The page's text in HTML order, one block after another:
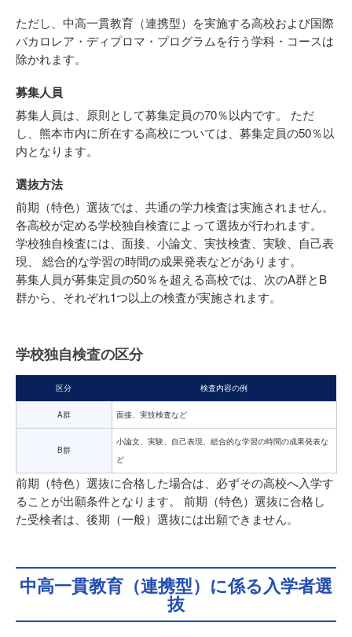
ただし、中高一貫教育（連携型）を実施する高校および国際
バカロレア・ディプロマ・プログラムを行う学科・コースは
除かれます。
募集人員
募集人員は、原則として募集定員の70％以内です。 ただ
し、熊本市内に所在する高校については、募集定員の50％以
内となります。
選抜方法
前期（特色）選抜では、共通の学力検査は実施されません。
各高校が定める学校独自検査によって選抜が行われます。
学校独自検査には、面接、小論文、実技検査、実験、自己表
現、 総合的な学習の時間の成果発表などがあります。
募集人員が募集定員の50％を超える高校では、次のA群とB
群から、それぞれ1つ以上の検査が実施されます。
学校独自検査の区分
区分 検査内容の例
A群 面接、実技検査など
B群
小論文、実験、自己表現、総合的な学習の時間の成果発表な
ど
前期（特色）選抜に合格した場合は、必ずその高校へ入学す
ることが出願条件となります。 前期（特色）選抜に合格し
た受検者は、後期（一般）選抜には出願できません。
中高一貫教育（連携型）に係る入学者選
抜